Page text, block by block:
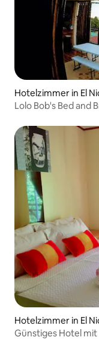
Hotelzimmer in El
Lolo Bob's Bed and
Hotelzimmer in El
Günstiges Hotel